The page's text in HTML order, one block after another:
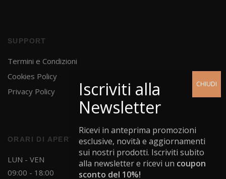
SUPPORT
Termini e Condizioni
Cookies Policy
Privacy Policy
ORARI DI APERTURA
LUN - VEN
09:00 - 18:00
Ricevi in anteprima promozioni
esclusive, novità e aggiornamenti
sui nostri prodotti. Iscriviti subito
alla newsletter e ricevi un coupon
sconto del 10%!